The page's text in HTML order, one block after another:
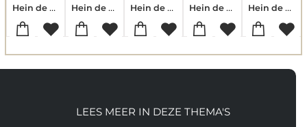
Hein de Haas
Hein de Haas
Hein de Haas
Hein de Haas
Hein de Haas
LEES MEER IN DEZE THEMA'S